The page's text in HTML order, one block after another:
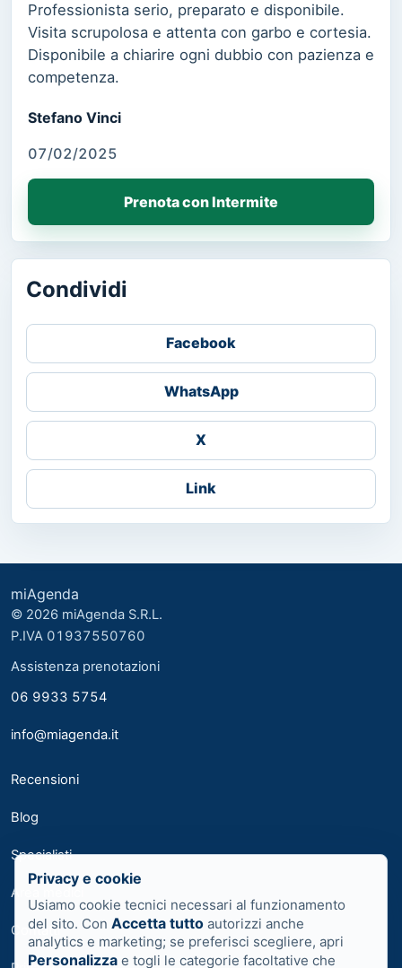
Professionista serio, preparato e disponibile.
Visita scrupolosa e attenta con garbo e cortesia.
Disponibile a chiarire ogni dubbio con pazienza e
competenza.
Stefano Vinci
07/02/2025
Prenota con Intermite
Condividi
Facebook
WhatsApp
X
Link
miAgenda
© 2026 miAgenda S.R.L.
P.IVA 01937550760
Assistenza prenotazioni
06 9933 5754
info@miagenda.it
Recensioni
Blog
Specialisti
Area medici
Contatti
Privacy e cookie
Usiamo cookie tecnici necessari al funzionamento
del sito. Con Accetta tutto autorizzi anche
analytics e marketing; se preferisci scegliere, apri
Personalizza e togli le categorie facoltative che